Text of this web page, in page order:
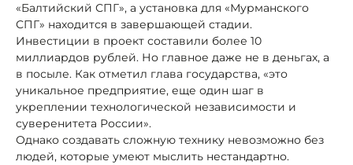
«Балтийский СПГ», а установка для «Мурманского
СПГ» находится в завершающей стадии.
Инвестиции в проект составили более 10
миллиардов рублей. Но главное даже не в деньгах, а
в посыле. Как отметил глава государства, «это
уникальное предприятие, еще один шаг в
укреплении технологической независимости и
суверенитета России».
Однако создавать сложную технику невозможно без
людей, которые умеют мыслить нестандартно.